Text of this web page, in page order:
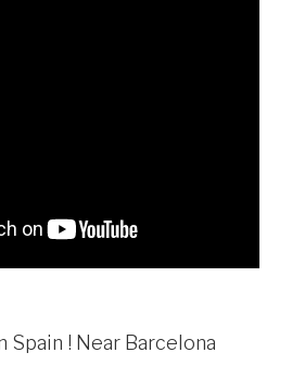
Spain ! Near Barcelona